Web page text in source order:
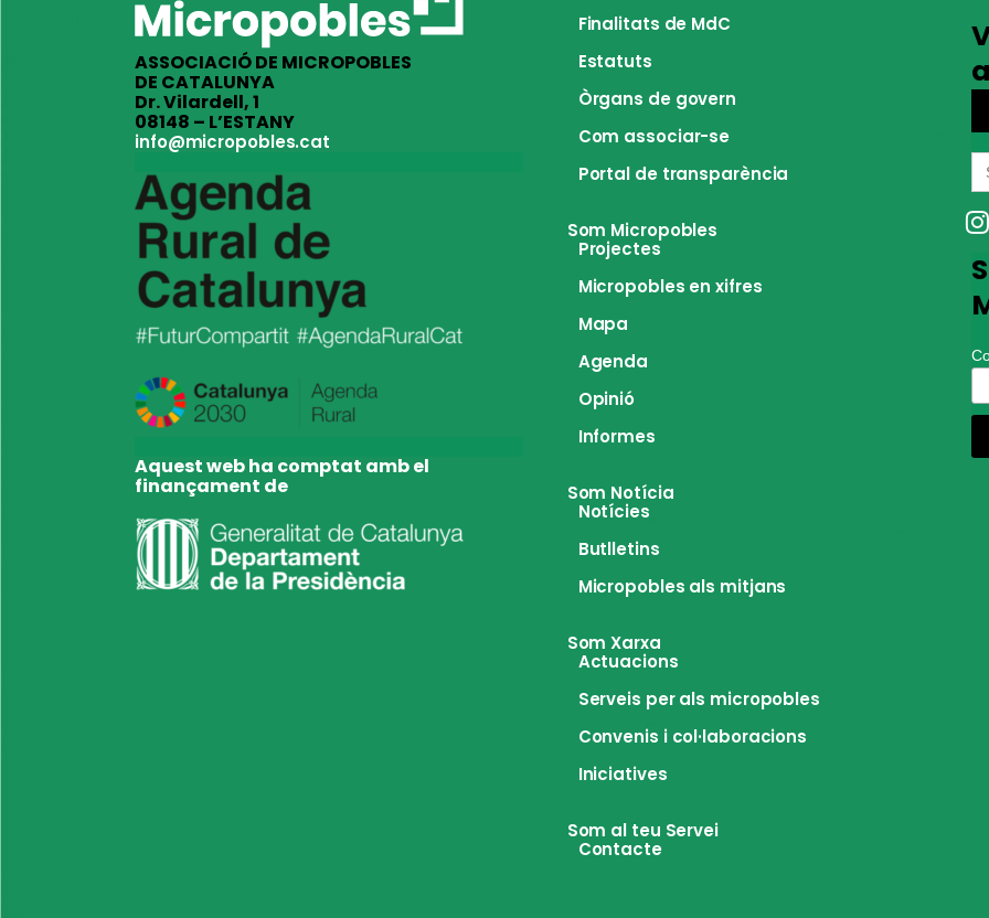
ASSOCIACIÓ DE MICROPOBLES
DE CATALUNYA
Dr. Vilardell, 1
08148 – L’ESTANY
info@micropobles.cat
Aquest web ha comptat amb el
finançament de
Finalitats de MdC
Estatuts
Òrgans de govern
Com associar-se
Portal de transparència
Som Micropobles
Projectes
Micropobles en xifres
Mapa
Agenda
Opinió
Informes
Som Notícia
Notícies
Butlletins
Micropobles als mitjans
Som Xarxa
Actuacions
Serveis per als micropobles
Convenis i col·laboracions
Iniciatives
Som al teu Servei
Contacte